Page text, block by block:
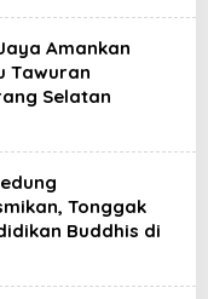
Amankan
Tawuran
Selatan
Tonggak
Buddhis di